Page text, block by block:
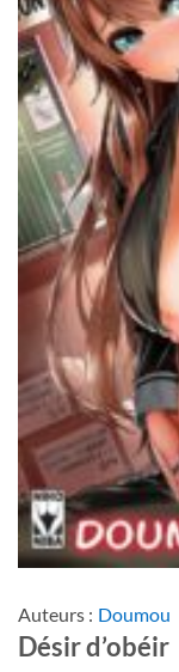
Auteurs : Doumou
Désir d’obéir